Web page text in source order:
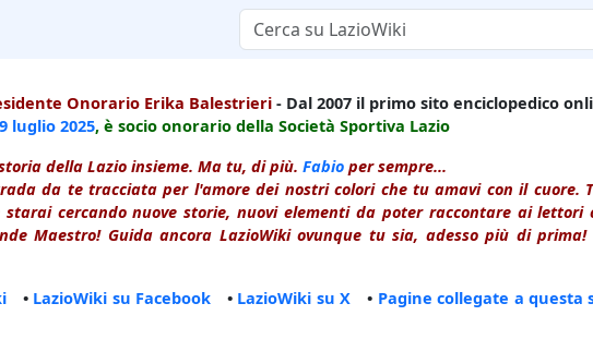
Onorario Erika Balestrieri - Dal 2007 il primo sito enciclopedico
9 luglio 2025, è socio onorario della Società Sportiva Lazio
della Lazio insieme. Ma tu, di più. Fabio per sempre...
da te tracciata per l'amore dei nostri colori che tu amavi con il cuore.
starai cercando nuove storie, nuovi elementi da poter raccontare ai
Maestro! Guida ancora LazioWiki ovunque tu sia, adesso più di
• LazioWiki su Facebook • LazioWiki su X • Pagine collegate a questa